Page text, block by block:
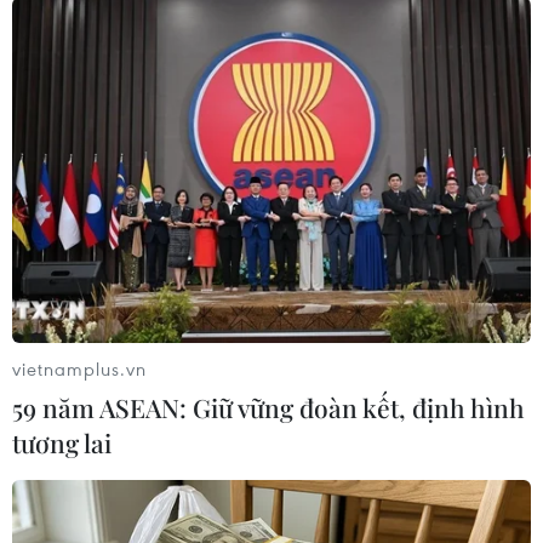
11/03/2012 03:27
Có hơn 340.000 người Nhật sơ tán vì
thảm họa kép
11/03/2012 02:34
FPT Nhật Bản: Vững bước hơn sau
cơn đại địa chấn
“Hoa Anh đào lại nở trên đất nước
Mặt trời mọc”
11/03/2012 00:21
vietnamplus.vn
59 năm ASEAN: Giữ vững đoàn kết, định hình
tương lai